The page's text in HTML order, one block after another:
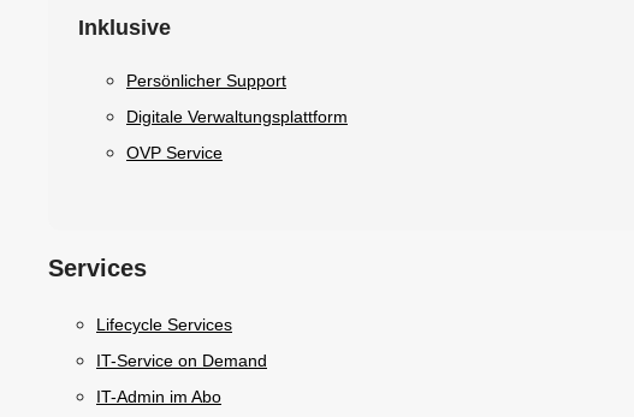
Inklusive
Persönlicher Support
Digitale Verwaltungsplattform
OVP Service
Services
Lifecycle Services
IT-Service on Demand
IT-Admin im Abo